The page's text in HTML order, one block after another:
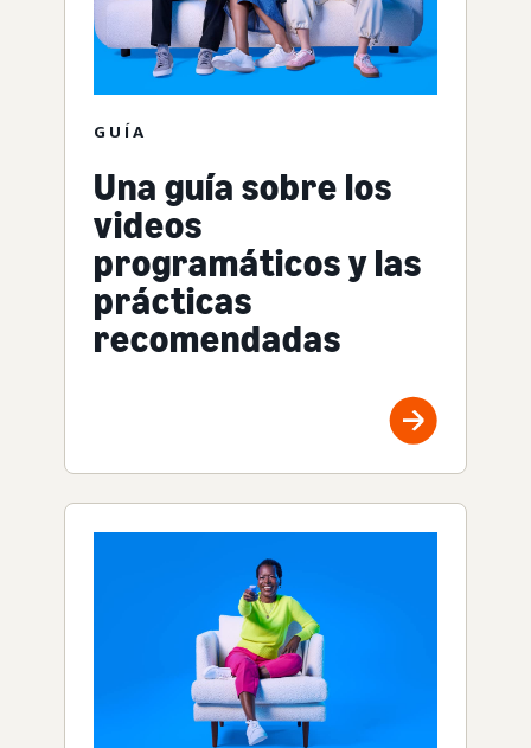
GUÍA
Una guía sobre los
videos
programáticos y las
prácticas
recomendadas